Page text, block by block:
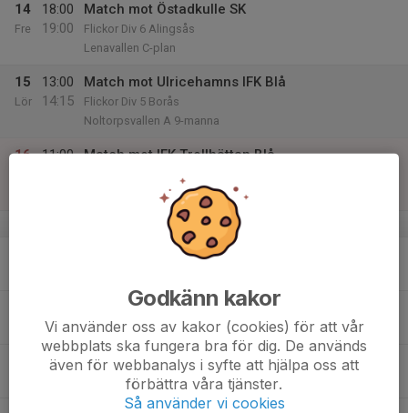
14
Fre
18:00
19:00
Match mot Östadkulle SK
Flickor Div 6 Alingsås
Lenavallen C-plan
15
Lör
13:00
14:15
Match mot Ulricehamns IFK Blå
Flickor Div 5 Borås
Noltorpsvallen A 9-manna
16
11:00
Match mot IFK Trollhättan Blå
Kamratgårdens IP C-plan
v.34
18:30
Träning BARA 1 timme!
Noltorpsvallen A
Godkänn kakor
Vi använder oss av kakor (cookies) för att vår
webbplats ska fungera bra för dig. De används
även för webbanalys i syfte att hjälpa oss att
förbättra våra tjänster.
Så använder vi cookies